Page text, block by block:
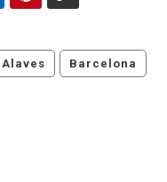
Alaves Barcelona